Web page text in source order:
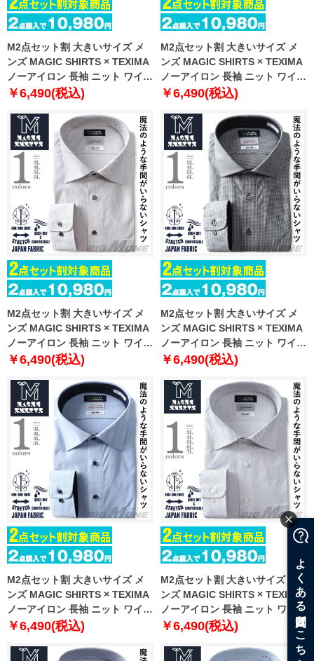
M2点セット割 大きいサイズ メ
ンズ MAGIC SHIRTS × TEXIMA
ノーアイロン 長袖 ニット ワイシ
ャツ レギュラー 吸水速乾 ストレ
249005rg
￥6,490(税込)
M2点セット割 大きいサイズ メ
ンズ MAGIC SHIRTS × TEXIMA
ノーアイロン 長袖 ニット ワイシ
ャツ ボタンダウン 吸水速乾 スト
239022bd
￥6,490(税込)
M2点セット割 大きいサイズ メ
ンズ MAGIC SHIRTS × TEXIMA
ノーアイロン 長袖 ニット ワイシ
ャツ セミワイド 吸水速乾 ストレ
239024sw
￥6,490(税込)
M2点セット割 大きいサイズ メ
ンズ MAGIC SHIRTS × TEXIMA
ノーアイロン 長袖 ニット ワイシ
ャツ ワイドカラー 吸水速乾 スト
239005sw
￥6,490(税込)
M2点セット割 大きいサイズ メ
ンズ MAGIC SHIRTS × TEXIMA
ノーアイロン 長袖 ニット ワイシ
ャツ セミワイド 吸水速乾 ストレ
239010sw
￥6,490(税込)
M2点セット割 大きいサイズ メ
ンズ MAGIC SHIRTS × TEXIMA
ノーアイロン 長袖 ニット ワイシ
ャツ セミワイド 吸水速乾 ストレ
229012sw
￥6,490(税込)